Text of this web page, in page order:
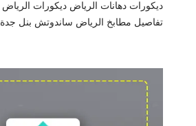
ديكورات دهانات الرياض ديكورات الرياض
تفاصيل مطابخ الرياض ساندوتش بنل جدة